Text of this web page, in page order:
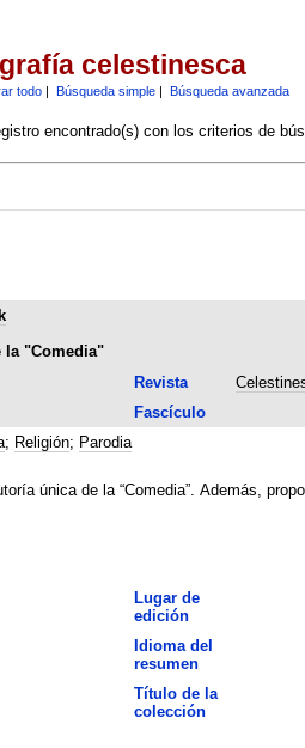
celestinesca
todo| Búsqueda simple| Búsqueda avanzada
encontrado(s) con los criterios de
la "Comedia"
Revista
Fascículo
; Religión; Parodia
única de la “Comedia”. Además,
Lugar de
edición
Idioma del
resumen
Título de la
colección